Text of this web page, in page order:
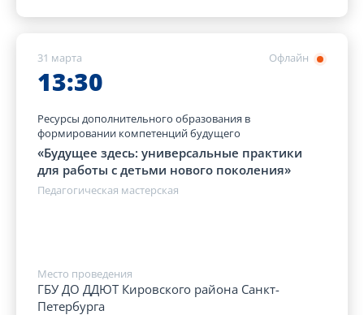
Офлайн
31 марта
13:30
Ресурсы дополнительного образования в
формировании компетенций будущего
«Будущее здесь: универсальные практики
для работы с детьми нового поколения»
Педагогическая мастерская
Место проведения
ГБУ ДО ДДЮТ Кировского района Санкт-
Петербурга